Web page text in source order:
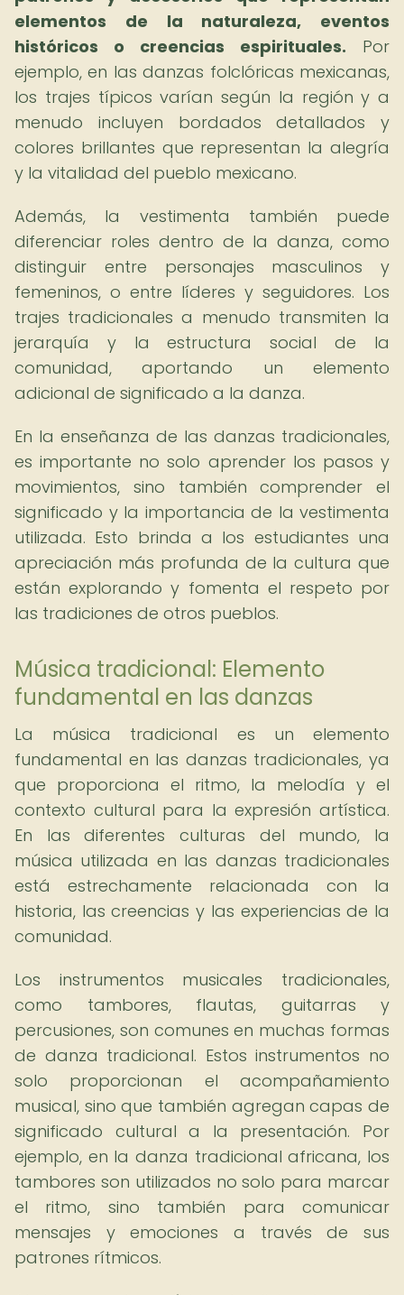
elementos de la naturaleza, eventos
históricos o creencias espirituales. Por
ejemplo, en las danzas folclóricas mexicanas,
los trajes típicos varían según la región y a
menudo incluyen bordados detallados y
colores brillantes que representan la alegría
y la vitalidad del pueblo mexicano.
Además, la vestimenta también puede
diferenciar roles dentro de la danza, como
distinguir entre personajes masculinos y
femeninos, o entre líderes y seguidores. Los
trajes tradicionales a menudo transmiten la
jerarquía y la estructura social de la
comunidad, aportando un elemento
adicional de significado a la danza.
En la enseñanza de las danzas tradicionales,
es importante no solo aprender los pasos y
movimientos, sino también comprender el
significado y la importancia de la vestimenta
utilizada. Esto brinda a los estudiantes una
apreciación más profunda de la cultura que
están explorando y fomenta el respeto por
las tradiciones de otros pueblos.
Música tradicional: Elemento
fundamental en las danzas
La música tradicional es un elemento
fundamental en las danzas tradicionales, ya
que proporciona el ritmo, la melodía y el
contexto cultural para la expresión artística.
En las diferentes culturas del mundo, la
música utilizada en las danzas tradicionales
está estrechamente relacionada con la
historia, las creencias y las experiencias de la
comunidad.
Los instrumentos musicales tradicionales,
como tambores, flautas, guitarras y
percusiones, son comunes en muchas formas
de danza tradicional. Estos instrumentos no
solo proporcionan el acompañamiento
musical, sino que también agregan capas de
significado cultural a la presentación. Por
ejemplo, en la danza tradicional africana, los
tambores son utilizados no solo para marcar
el ritmo, sino también para comunicar
mensajes y emociones a través de sus
patrones rítmicos.